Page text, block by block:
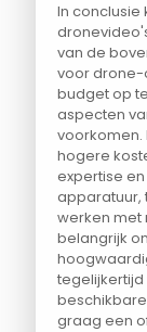
In conclusie
van de
voor
budget op
aspecten
voorkomen.
hogere
expertise
apparatuur,
werken met
belangrijk
beschikbare
graag een